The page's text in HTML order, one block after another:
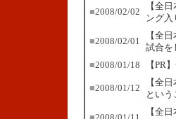
■2008/02/02
【全
ング入
■2008/02/01
【全
試合を
■2008/01/18 【PR
■2008/01/12
【全
とい
【全